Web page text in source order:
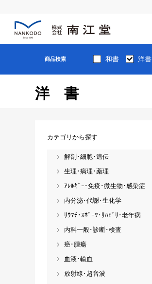
商品検索 和書 洋書
洋書
カテゴリから探す
解剖･細胞･遺伝
生理･病理･薬理
ｱﾚﾙｷﾞｰ･免疫･微生物･感染症
内分泌･代謝･生化学
ﾘｳﾏﾁ･ｽﾎﾟｰﾂ･ﾘﾊﾋﾞﾘ･老年病
内科一般･診断･検査
癌･腫瘍
血液･輸血
放射線･超音波